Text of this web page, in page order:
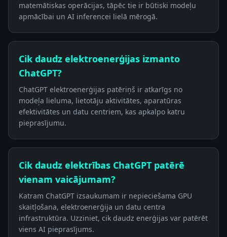
matemātiskas operācijas, tāpēc tie ir būtiski modeļu
apmācībai un AI inferencei lielā mērogā.
Cik daudz elektroenerģijas izmanto
ChatGPT?
ChatGPT elektroenerģijas patēriņš ir atkarīgs no
modeļa lieluma, lietotāju aktivitātes, aparatūras
efektivitātes un datu centriem, kas apkalpo katru
pieprasījumu.
Cik daudz elektrības ChatGPT patērē
vienam vaicājumam?
Katram ChatGPT izsaukumam ir nepieciešama GPU
skaitļošana, elektroenerģija un datu centra
infrastruktūra. Uzziniet, cik daudz enerģijas var patērēt
viens AI pieprasījums.